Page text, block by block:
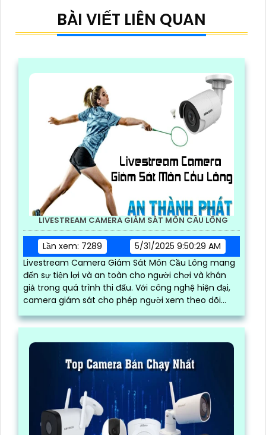
BÀI VIẾT LIÊN QUAN
LIVESTREAM CAMERA GIÁM SÁT MÔN CẦU LÔNG
Lần xem: 7289
5/31/2025 9:50:29 AM
Livestream Camera Giám Sát Môn Cầu Lông mang
đến sự tiện lợi và an toàn cho người chơi và khán
giả trong quá trình thi đấu. Với công nghệ hiện đại,
camera giám sát cho phép người xem theo dõi
tiết và rõ ràng